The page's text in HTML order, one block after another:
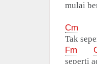
mulai
Cm
Tak
Fm
seperti